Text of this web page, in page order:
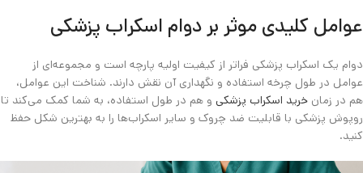
عوامل کلیدی موثر بر دوام اسکراب پزشکی
دوام یک اسکراب پزشکی فراتر از کیفیت اولیه پارچه است و مجموعه‌ای از
عوامل در طول چرخه استفاده و نگهداری آن نقش دارند. شناخت این عوامل،
هم در زمان خرید اسکراب پزشکی و هم در طول استفاده، به شما کمک می‌کند تا
روپوش پزشکی با قابلیت ضد چروک و سایر اسکراب‌ها را به بهترین شکل حفظ
کنید.